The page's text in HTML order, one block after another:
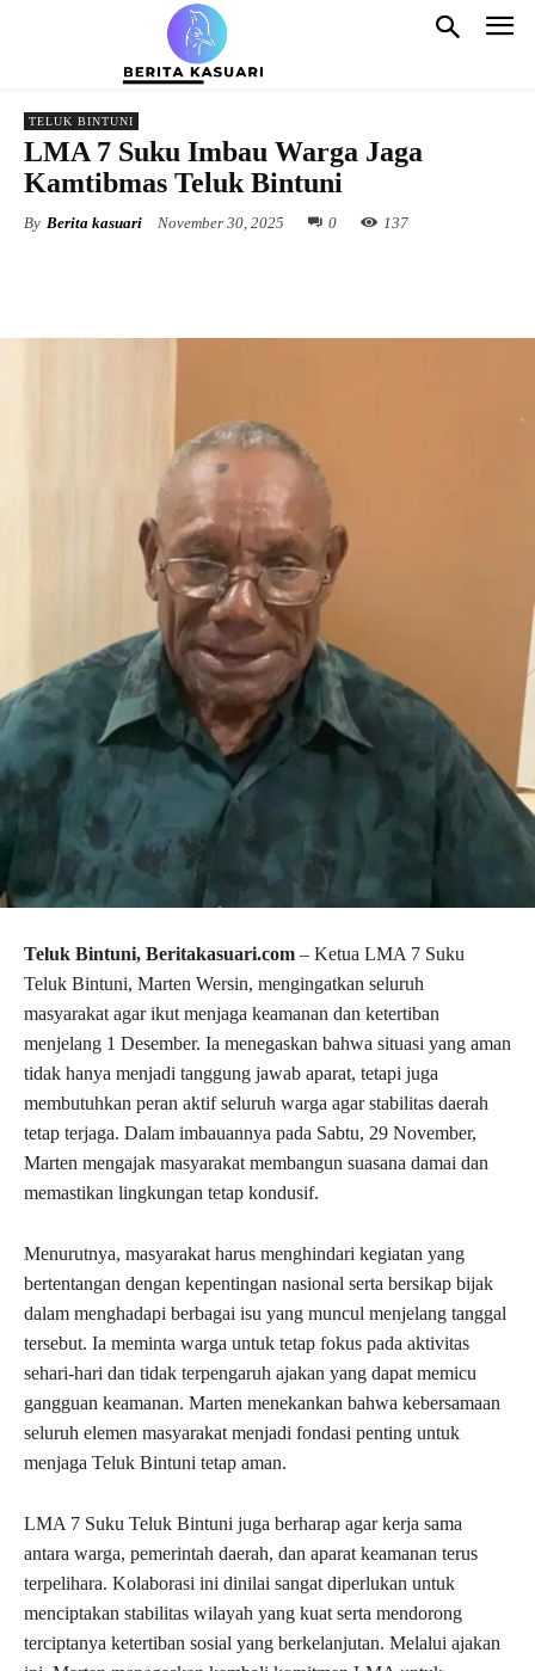
TELUK BINTUNI
LMA 7 Suku Imbau Warga Jaga
Kamtibmas Teluk Bintuni
By Berita kasuari November 30, 2025 0 137
Teluk Bintuni, Beritakasuari.com – Ketua LMA 7 Suku
Teluk Bintuni, Marten Wersin, mengingatkan seluruh
masyarakat agar ikut menjaga keamanan dan ketertiban
menjelang 1 Desember. Ia menegaskan bahwa situasi yang aman
tidak hanya menjadi tanggung jawab aparat, tetapi juga
membutuhkan peran aktif seluruh warga agar stabilitas daerah
tetap terjaga. Dalam imbauannya pada Sabtu, 29 November,
Marten mengajak masyarakat membangun suasana damai dan
memastikan lingkungan tetap kondusif.
Menurutnya, masyarakat harus menghindari kegiatan yang
bertentangan dengan kepentingan nasional serta bersikap bijak
dalam menghadapi berbagai isu yang muncul menjelang tanggal
tersebut. Ia meminta warga untuk tetap fokus pada aktivitas
sehari-hari dan tidak terpengaruh ajakan yang dapat memicu
gangguan keamanan. Marten menekankan bahwa kebersamaan
seluruh elemen masyarakat menjadi fondasi penting untuk
menjaga Teluk Bintuni tetap aman.
LMA 7 Suku Teluk Bintuni juga berharap agar kerja sama
antara warga, pemerintah daerah, dan aparat keamanan terus
terpelihara. Kolaborasi ini dinilai sangat diperlukan untuk
menciptakan stabilitas wilayah yang kuat serta mendorong
terciptanya ketertiban sosial yang berkelanjutan. Melalui ajakan